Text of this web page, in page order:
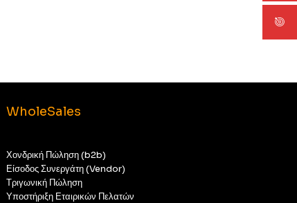
WholeSales
Χονδρική Πώληση (b2b)
Είσοδος Συνεργάτη (Vendor)
Τριγωνική Πώληση
Υποστήριξη Εταιρικών Πελατών